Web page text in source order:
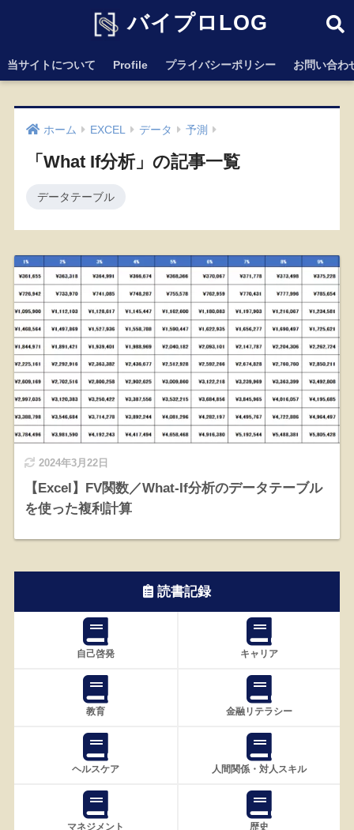
バイプロLOG
当サイトについて Profile プライバシーポリシー お問い合わ
ホーム EXCEL データ 予測
「What If分析」の記事一覧
データテーブル
2024年3月22日
【Excel】FV関数／What-If分析のデータテーブル
を使った複利計算
読書記録
自己啓発 キャリア
教育 金融リテラシー
ヘルスケア 人間関係・対人スキル
マネジメント 歴史